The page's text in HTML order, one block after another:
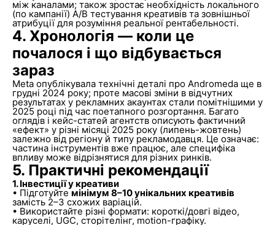
між каналами; також зростає необхідність локального
(по кампанії) A/B тестування креативів та зовнішньої
атрибуції для розуміння реальної рентабельності.
4. Хронологія — коли це
почалося і що відбувається
зараз
Meta опублікувала технічні деталі про Andromeda ще в
грудні 2024 року; проте масові зміни в відчутних
результатах у рекламних акаунтах стали помітнішими у
2025 році під час поетапного розгортання. Багато
оглядів і кейс-статей агентств описують фактичний
«ефект» у різні місяці 2025 року (липень-жовтень)
залежно від регіону й типу рекламодавця. Це означає:
частина інструментів вже працює, але специфіка
впливу може відрізнятися для різних ринків.
5. Практичні рекомендації
1. Інвестиції у креативи
• Підготуйтемінімум 8–10 унікальних креативів
замість 2–3 схожих варіацій.
• Використайте різні формати: короткі/довгі відео,
каруселі, UGC, сторітелінг, motion-графіку.